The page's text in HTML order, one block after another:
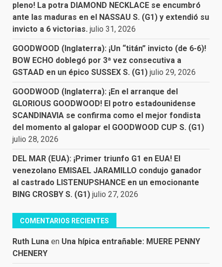
pleno! La potra DIAMOND NECKLACE se encumbró
ante las maduras en el NASSAU S. (G1) y extendió su
invicto a 6 victorias. julio 31, 2026
GOODWOOD (Inglaterra): ¡Un “titán” invicto (de 6-6)!
BOW ECHO doblegó por 3ª vez consecutiva a
GSTAAD en un épico SUSSEX S. (G1) julio 29, 2026
GOODWOOD (Inglaterra): ¡En el arranque del
GLORIOUS GOODWOOD! El potro estadounidense
SCANDINAVIA se confirma como el mejor fondista
del momento al galopar el GOODWOOD CUP S. (G1)
julio 28, 2026
DEL MAR (EUA): ¡Primer triunfo G1 en EUA! El
venezolano EMISAEL JARAMILLO condujo ganador
al castrado LISTENUPSHANCE en un emocionante
BING CROSBY S. (G1) julio 27, 2026
COMENTARIOS RECIENTES
Ruth Luna en Una hípica entrañable: MUERE PENNY
CHENERY